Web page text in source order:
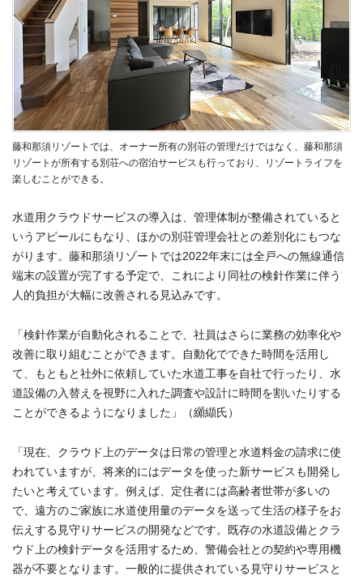
藤和那須リゾートでは、オーナー所有の別荘の管理だけではなく、藤和那須
リゾートが所有する別荘への宿泊サービスも行っており、リゾートライフを
楽しむことができる。
水道用クラウドサービスの導入は、管理体制が整備されていると
いうアピールにもなり、ほかの別荘管理会社との差別化にもつな
がります。藤和那須リゾートでは2022年末には全戸への無線通信
端末の設置が完了する予定で、これにより同社の検針作業に伴う
人的負担が大幅に改善される見込みです。
「検針作業が自動化されることで、社員はさらに業務の効率化や
改善に取り組むことができます。自動化でできた時間を活用し
て、もともと社外に依頼していた水道工事を自社で行ったり、水
道設備の入替えを視野に入れた調査や設計に時間を割いたりする
ことができるようになりました」（纐纈氏）
「現在、クラウド上のデータは日常の管理と水道料金の請求に使
われていますが、将来的にはデータを使った新サービスも開発し
たいと考えています。例えば、定住者には高齢者世帯が多いの
で、遠方のご家族に水道使用量のデータを送って生活の様子をお
伝えする見守りサービスの開発などです。既存の水道設備とクラ
ウド上の検針データを活用するため、警備会社との契約や専用機
器が不要となります。一般的に提供されている見守りサービスと